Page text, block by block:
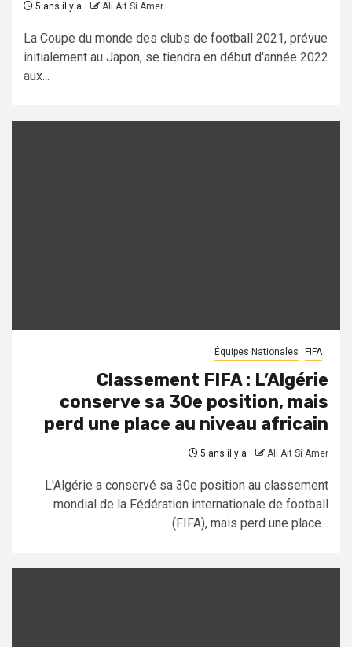
5 ans il y a Ali Ait Si Amer
La Coupe du monde des clubs de football 2021, prévue
initialement au Japon, se tiendra en début d'année 2022
aux...
Équipes Nationales FIFA
Classement FIFA : L’Algérie
conserve sa 30e position, mais
perd une place au niveau africain
5 ans il y a Ali Ait Si Amer
L'Algérie a conservé sa 30e position au classement
mondial de la Fédération internationale de football
(FIFA), mais perd une place...